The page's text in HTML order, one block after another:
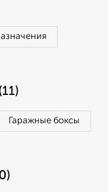
Гаражные боксы